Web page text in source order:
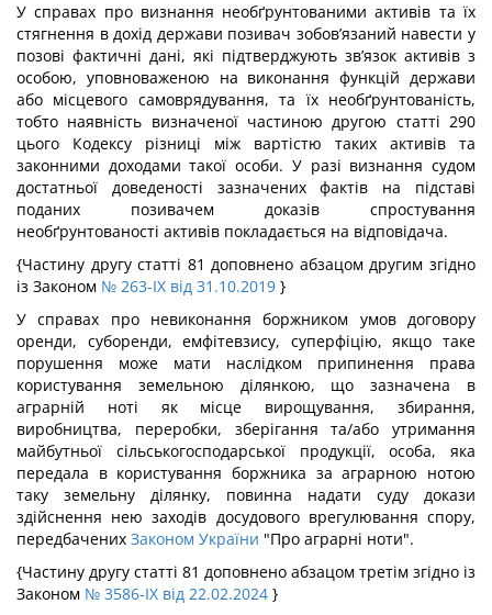
У справах про визнання необґрунтованими активів та їх
стягнення в дохід держави позивач зобов’язаний навести у
позові фактичні дані, які підтверджують зв’язок активів з
особою, уповноваженою на виконання функцій держави
або місцевого самоврядування, та їх необґрунтованість,
тобто наявність визначеної частиною другою статті 290
цього Кодексу різниці між вартістю таких активів та
законними доходами такої особи. У разі визнання судом
достатньої доведеності зазначених фактів на підставі
поданих позивачем доказів спростування
необґрунтованості активів покладається на відповідача.
{Частину другу статті 81 доповнено абзацом другим згідно
із Законом № 263-IX від 31.10.2019 }
У справах про невиконання боржником умов договору
оренди, суборенди, емфітевзису, суперфіцію, якщо таке
порушення може мати наслідком припинення права
користування земельною ділянкою, що зазначена в
аграрній ноті як місце вирощування, збирання,
виробництва, переробки, зберігання та/або утримання
майбутньої сільськогосподарської продукції, особа, яка
передала в користування боржника за аграрною нотою
таку земельну ділянку, повинна надати суду докази
здійснення нею заходів досудового врегулювання спору,
передбачених Законом України "Про аграрні ноти".
{Частину другу статті 81 доповнено абзацом третім згідно із
Законом № 3586-IX від 22.02.2024 }